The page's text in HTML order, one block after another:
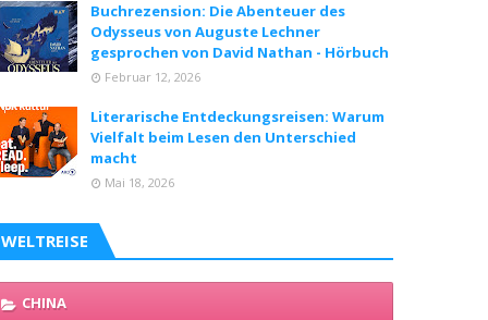
Buchrezension: Die Abenteuer des
Odysseus von Auguste Lechner
gesprochen von David Nathan - Hörbuch
Februar 12, 2026
Literarische Entdeckungsreisen: Warum
Vielfalt beim Lesen den Unterschied
macht
Mai 18, 2026
WELTREISE
CHINA